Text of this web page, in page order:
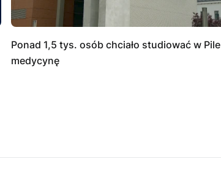
Ponad 1,5 tys. osób chciało studiować w Pile
medycynę